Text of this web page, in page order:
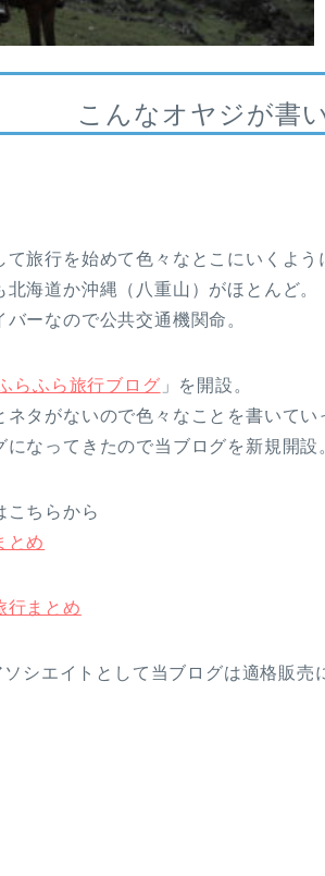
こんなオヤジが書
て旅行を始めて色々なとこにいくよう
海道か沖縄（八重山）がほとんど。
ーなので公共交通機関命。
らふら旅行ブログ 」を開設。
ネタがないので色々なことを書いてい
になってきたので当ブログを新規開設
こちらから
とめ
行まとめ
シエイトとして当ブログは適格販売